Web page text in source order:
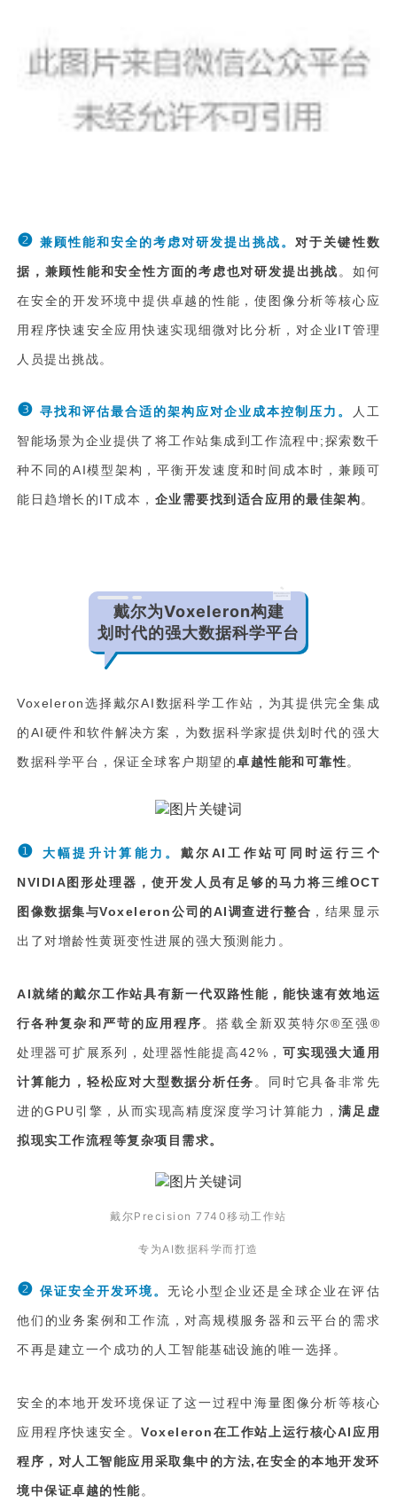
❷ 兼顾性能和安全的考虑对研发提出挑战。对于关键性数
据，兼顾性能和安全性方面的考虑也对研发提出挑战。如何
在安全的开发环境中提供卓越的性能，使图像分析等核心应
用程序快速安全应用快速实现细微对比分析，对企业IT管理
人员提出挑战。
❸ 寻找和评估最合适的架构应对企业成本控制压力。 人工
智能场景为企业提供了将工作站集成到工作流程中;探索数千
种不同的AI模型架构，平衡开发速度和时间成本时，兼顾可
能日趋增长的IT成本， 企业需要找到适合应用的最佳架构。
戴尔为Voxeleron构建
划时代的强大数据科学平台
Voxeleron选择戴尔AI数据科学工作站，为其提供完全集成
的AI硬件和软件解决方案，为数据科学家提供划时代的强大
数据科学平台，保证全球客户期望的卓越性能和可靠性。
❶ 大幅提升计算能力。 戴尔AI工作站可同时运行三个
NVIDIA图形处理器，使开发人员有足够的马力将三维OCT
图像数据集与Voxeleron公司的AI调查进行整合 ，结果显示
出了对增龄性黄斑变性进展的强大预测能力。
AI就绪的戴尔工作站具有新一代双路性能，能快速有效地运
行各种复杂和严苛的应用程序。搭载全新双英特尔®至强®
处理器可扩展系列，处理器性能提高42%，可实现强大通用
计算能力，轻松应对大型数据分析任务。同时它具备非常先
进的GPU引擎，从而实现高精度深度学习计算能力，满足虚
拟现实工作流程等复杂项目需求。
戴尔Precision 7740移动工作站
专为AI数据科学而打造
❷ 保证安全开发环境。无论小型企业还是全球企业在评估
他们的业务案例和工作流，对高规模服务器和云平台的需求
不再是建立一个成功的人工智能基础设施的唯一选择。
安全的本地开发环境保证了这一过程中海量图像分析等核心
应用程序快速安全。Voxeleron在工作站上运行核心AI应用
程序，对人工智能应用采取集中的方法,在安全的本地开发环
境中保证卓越的性能。